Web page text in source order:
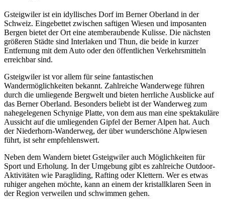
Gsteigwiler ist ein idyllisches Dorf im Berner Oberland in der
Schweiz. Eingebettet zwischen saftigen Wiesen und imposanten
Bergen bietet der Ort eine atemberaubende Kulisse. Die nächsten
größeren Städte sind Interlaken und Thun, die beide in kurzer
Entfernung mit dem Auto oder den öffentlichen Verkehrsmitteln
erreichbar sind.
Gsteigwiler ist vor allem für seine fantastischen
Wandermöglichkeiten bekannt. Zahlreiche Wanderwege führen
durch die umliegende Bergwelt und bieten herrliche Ausblicke auf
das Berner Oberland. Besonders beliebt ist der Wanderweg zum
nahegelegenen Schynige Platte, von dem aus man eine spektakuläre
Aussicht auf die umliegenden Gipfel der Berner Alpen hat. Auch
der Niederhorn-Wanderweg, der über wunderschöne Alpwiesen
führt, ist sehr empfehlenswert.
Neben dem Wandern bietet Gsteigwiler auch Möglichkeiten für
Sport und Erholung. In der Umgebung gibt es zahlreiche Outdoor-
Aktivitäten wie Paragliding, Rafting oder Klettern. Wer es etwas
ruhiger angehen möchte, kann an einem der kristallklaren Seen in
der Region verweilen und schwimmen gehen.